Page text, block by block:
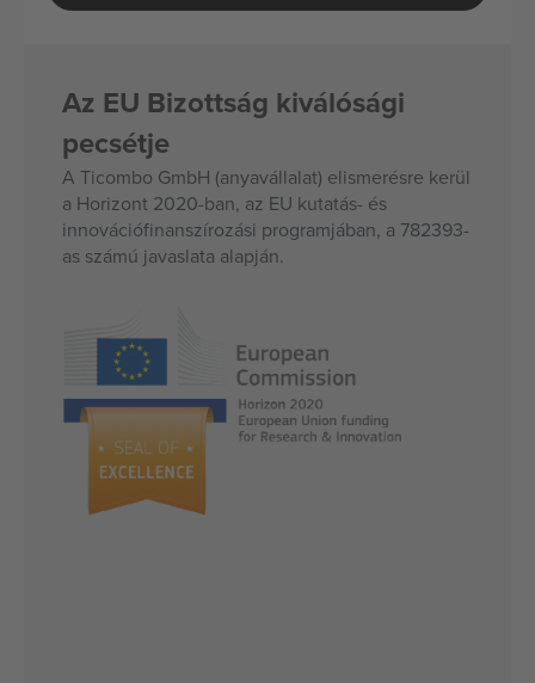
Az EU Bizottság kiválósági
pecsétje
A Ticombo GmbH (anyavállalat) elismerésre kerül
a Horizont 2020-ban, az EU kutatás- és
innovációfinanszírozási programjában, a 782393-
as számú javaslata alapján.